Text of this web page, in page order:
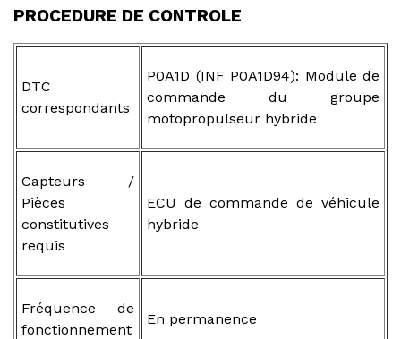
PROCEDURE DE CONTROLE
DTC
correspondants
P0A1D (INF P0A1D94): Module de
commande du groupe
motopropulseur hybride
Capteurs /
Pièces
constitutives
requis
ECU de commande de véhicule
hybride
Fréquence de
fonctionnement
En permanence